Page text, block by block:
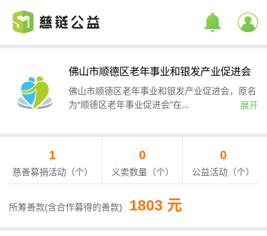
佛山市顺德区老年事业和银发产业促进会
佛山市顺德区老年事业和银发产业促进会，原名
为“顺德区老年事业促进会”在...
展开
1
慈善募捐活动（个）
0
义卖数量（个）
0
公益活动（个）
所筹善款(含合作募得的善款) 1803 元